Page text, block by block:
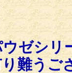
ゼシリ
難うご